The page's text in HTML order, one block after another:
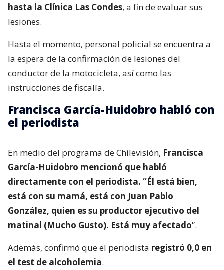
hasta la Clínica Las Condes, a fin de evaluar sus
lesiones.
Hasta el momento, personal policial se encuentra a
la espera de la confirmación de lesiones del
conductor de la motocicleta, así como las
instrucciones de fiscalía.
Francisca García-Huidobro habló con
el periodista
En medio del programa de Chilevisión, Francisca
García-Huidobro mencionó que habló
directamente con el periodista. “Él está bien,
está con su mamá, está con Juan Pablo
González, quien es su productor ejecutivo del
matinal (Mucho Gusto). Está muy afectado”.
Además, confirmó que el periodista registró 0,0 en
el test de alcoholemia.